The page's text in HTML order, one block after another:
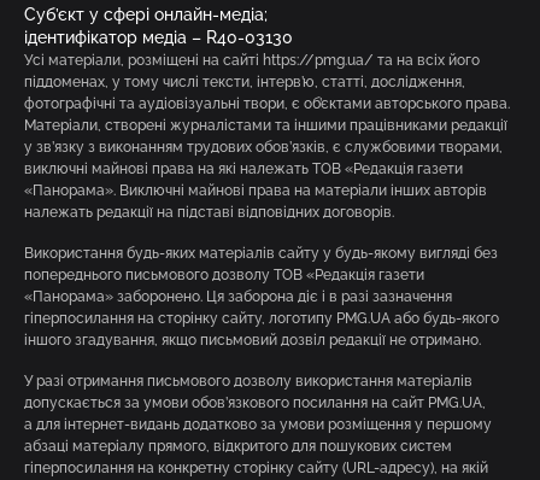
Суб’єкт у сфері онлайн-медіа;
ідентифікатор медіа – R40-03130
Усі матеріали, розміщені на сайті https://pmg.ua/ та на всіх його
піддоменах, у тому числі тексти, інтерв’ю, статті, дослідження,
фотографічні та аудіовізуальні твори, є об’єктами авторського права.
Матеріали, створені журналістами та іншими працівниками редакції
у зв’язку з виконанням трудових обов’язків, є службовими творами,
виключні майнові права на які належать ТОВ «Редакція газети
«Панорама». Виключні майнові права на матеріали інших авторів
належать редакції на підставі відповідних договорів.
Використання будь-яких матеріалів сайту у будь-якому вигляді без
попереднього письмового дозволу ТОВ «Редакція газети
«Панорама» заборонено. Ця заборона діє і в разі зазначення
гіперпосилання на сторінку сайту, логотипу PMG.UA або будь-якого
іншого згадування, якщо письмовий дозвіл редакції не отримано.
У разі отримання письмового дозволу використання матеріалів
допускається за умови обов’язкового посилання на сайт PMG.UA,
а для інтернет-видань додатково за умови розміщення у першому
абзаці матеріалу прямого, відкритого для пошукових систем
гіперпосилання на конкретну сторінку сайту (URL-адресу), на якій